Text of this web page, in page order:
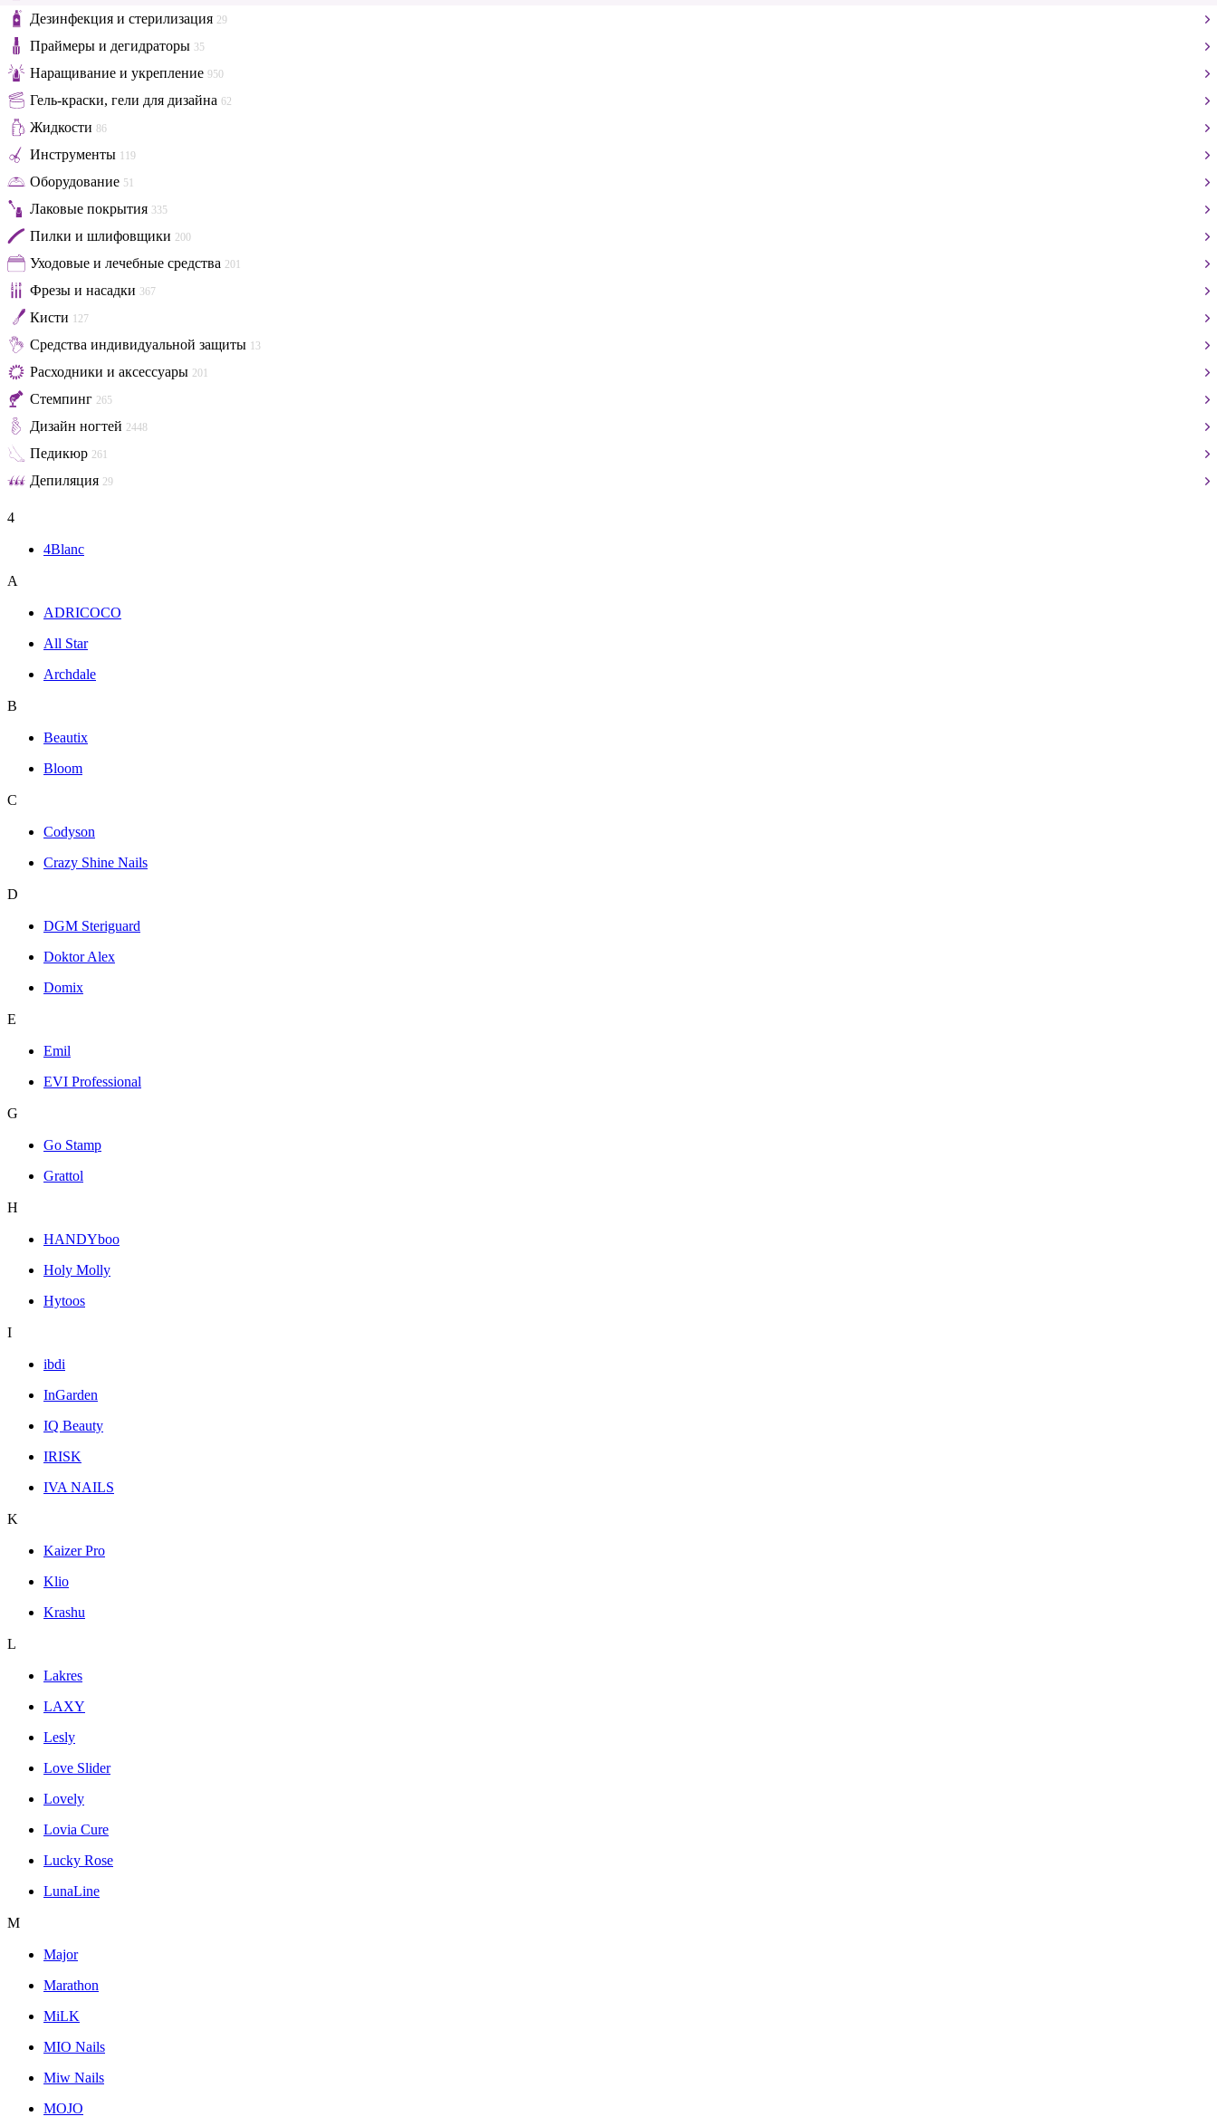
Дезинфекция и стерилизация 29
Праймеры и дегидраторы 35
Наращивание и укрепление 950
Гель-краски, гели для дизайна 62
Жидкости 86
Инструменты 119
Оборудование 51
Лаковые покрытия 335
Пилки и шлифовщики 200
Уходовые и лечебные средства 201
Фрезы и насадки 367
Кисти 127
Средства индивидуальной защиты 13
Расходники и аксессуары 201
Стемпинг 265
Дизайн ногтей 2448
Педикюр 261
Депиляция 29
4
4Blanc
A
ADRICOCO
All Star
Archdale
B
Beautix
Bloom
C
Codyson
Crazy Shine Nails
D
DGM Steriguard
Doktor Alex
Domix
E
Emil
EVI Professional
G
Go Stamp
Grattol
H
HANDYboo
Holy Molly
Hytoos
I
ibdi
InGarden
IQ Beauty
IRISK
IVA NAILS
K
Kaizer Pro
Klio
Krashu
L
Lakres
LAXY
Lesly
Love Slider
Lovely
Lovia Cure
Lucky Rose
LunaLine
M
Major
Marathon
MiLK
MIO Nails
Miw Nails
MOJO